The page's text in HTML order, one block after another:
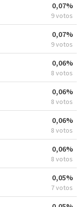
0,07%
9 votos
0,07%
9 votos
0,06%
8 votos
0,06%
8 votos
0,06%
8 votos
0,06%
8 votos
0,05%
7 votos